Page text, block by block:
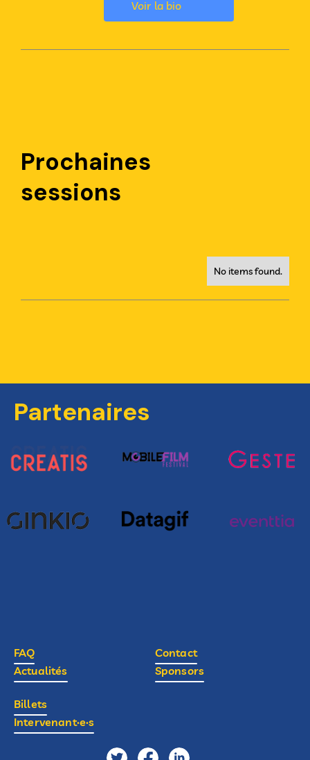
Voir la bio
Prochaines
sessions
No items found.
Partenaires
FAQ
Actualités
Contact
Sponsors
Billets
Intervenant·e·s